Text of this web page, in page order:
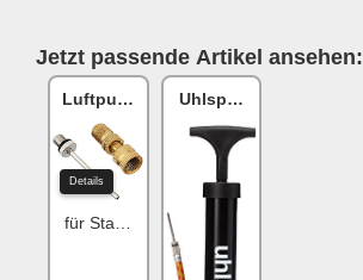
Jetzt passende Artikel ansehen:
Luftpumpen Adapter-Set
Details
für Standard-Pumpen
Uhlsport Ballpumpe